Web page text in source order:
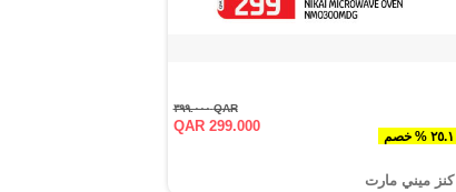
٢٥.١ % خصم
QAR ٣٩٩.٠٠٠
QAR 299.000
كنز ميني مارت